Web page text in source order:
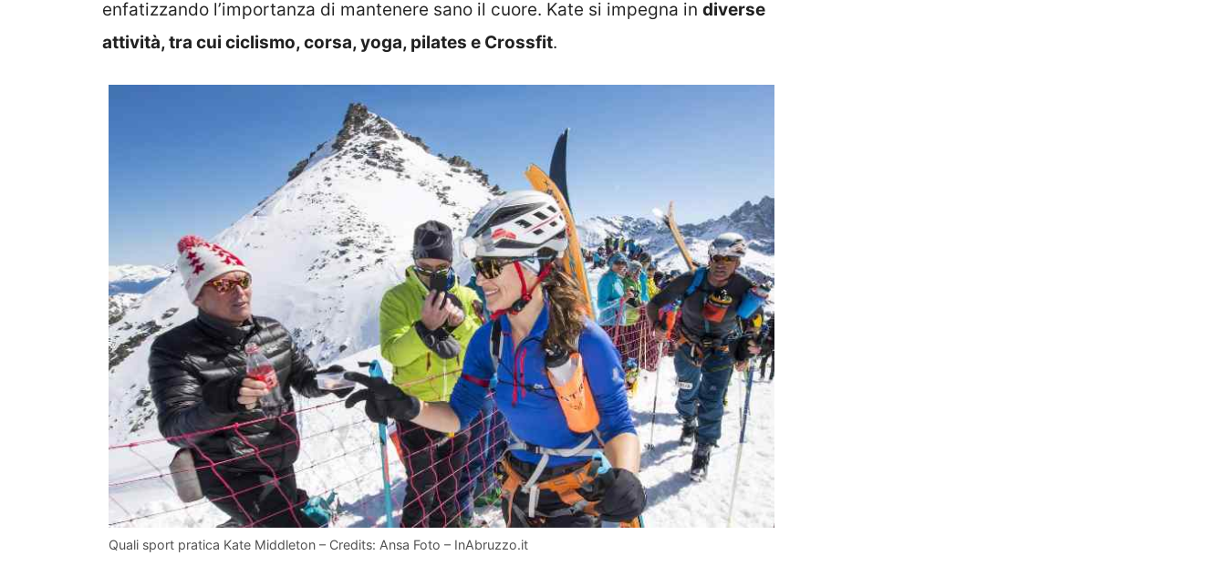
enfatizzando l’importanza di mantenere sano il cuore. Kate si impegna in diverse
attività, tra cui ciclismo, corsa, yoga, pilates e Crossfit.
Quali sport pratica Kate Middleton – Credits: Ansa Foto – InAbruzzo.it